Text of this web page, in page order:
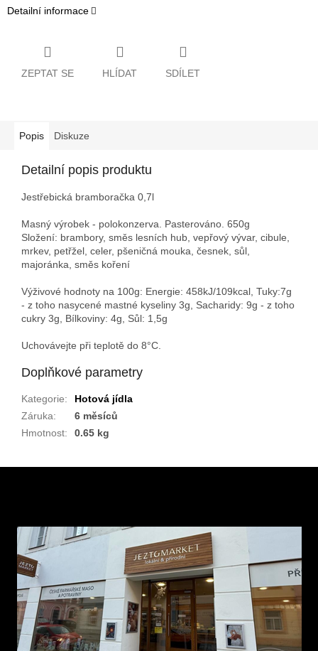
Detailní informace
ZEPTAT SE HLÍDAT SDÍLET
Popis Diskuze
Detailní popis produktu
Jestřebická bramboračka 0,7l
Masný výrobek - polokonzerva. Pasterováno. 650g
Složení: brambory, směs lesních hub, vepřový vývar, cibule,
mrkev, petřžel, celer, pšeničná mouka, česnek, sůl,
majoránka, směs koření
Výživové hodnoty na 100g: Energie: 458kJ/109kcal, Tuky:7g
- z toho nasycené mastné kyseliny 3g, Sacharidy: 9g - z toho
cukry 3g, Bílkoviny: 4g, Sůl: 1,5g
Uchovávejte při teplotě do 8°C.
Doplňkové parametry
Kategorie:
Hotová jídla
Záruka:
6 měsíců
Hmotnost: 0.65 kg